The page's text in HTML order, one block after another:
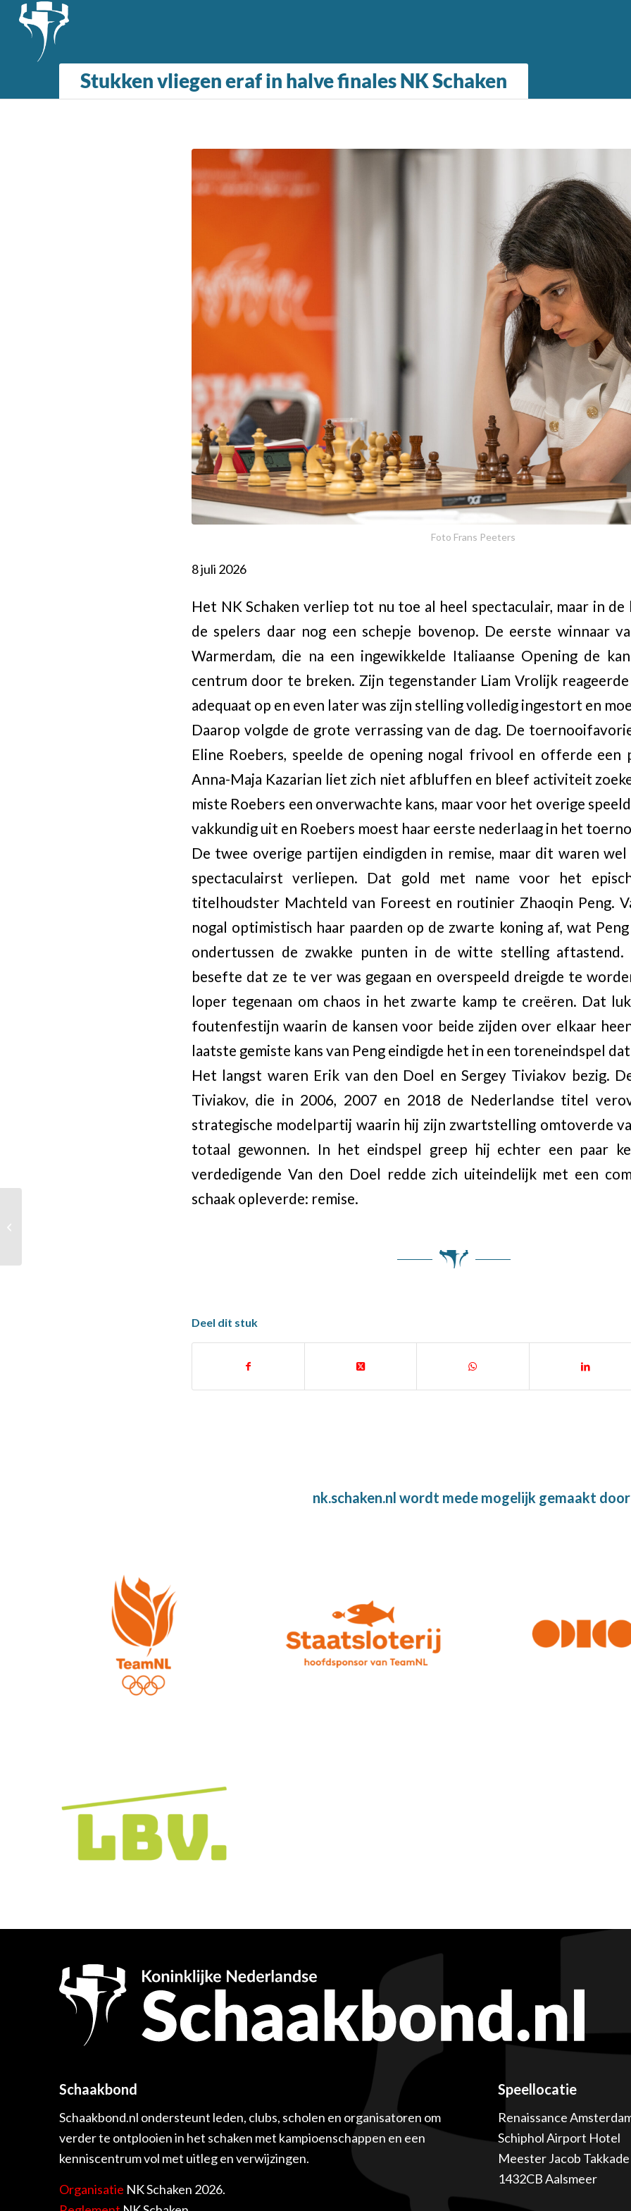
Stukken vliegen eraf in halve finales NK Schaken
Foto Frans Peeters
8 juli 2026
Het NK Schaken verliep tot nu toe al heel spectaculair, maar in de
de spelers daar nog een schepje bovenop. De eerste winnaar
Warmerdam, die na een ingewikkelde Italiaanse Opening de
centrum door te breken. Zijn tegenstander Liam Vrolijk
adequaat op en even later was zijn stelling volledig ingestort en
Daarop volgde de grote verrassing van de dag. De
Eline Roebers, speelde de opening nogal frivool en offerde een
Anna-Maja Kazarian liet zich niet afbluffen en bleef activiteit
miste Roebers een onverwachte kans, maar voor het overige
vakkundig uit en Roebers moest haar eerste nederlaag in het
De twee overige partijen eindigden in remise, maar dit waren
spectaculairst verliepen. Dat gold met name voor het
titelhoudster Machteld van Foreest en routinier Zhaoqin Peng.
nogal optimistisch haar paarden op de zwarte koning af, wat
ondertussen de zwakke punten in de witte stelling aftastend.
besefte dat ze te ver was gegaan en overspeeld dreigde te
loper tegenaan om chaos in het zwarte kamp te creëren. Dat
foutenfestijn waarin de kansen voor beide zijden over elkaar
laatste gemiste kans van Peng eindigde het in een toreneindspel
Het langst waren Erik van den Doel en Sergey Tiviakov bezig.
Tiviakov, die in 2006, 2007 en 2018 de Nederlandse titel
strategische modelpartij waarin hij zijn zwartstelling omtoverde
totaal gewonnen. In het eindspel greep hij echter een paar
verdedigende Van den Doel redde zich uiteindelijk met een
schaak opleverde: remise.
Deel dit stuk
nk.schaken.nl wordt mede mogelijk gemaakt
Schaakbond
Schaakbond.nl ondersteunt leden, clubs, scholen en organisatoren om
verder te ontplooien in het schaken met kampioenschappen en een
kenniscentrum vol met uitleg en verwijzingen.
Organisatie NK Schaken 2026.
Speellocatie
Renaissance
Schiphol Airport Hotel
Meester Jacob
1432CB Aalsmeer